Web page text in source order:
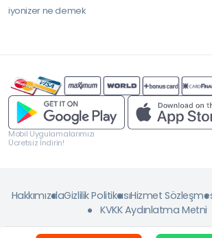
iyonizer ne demek
Mobil Uygulamalarımızı
Ücretsiz İndirin!
HakkımızdaGizlilik PolitikasıHizmet
KVKK Aydınlatma Metni